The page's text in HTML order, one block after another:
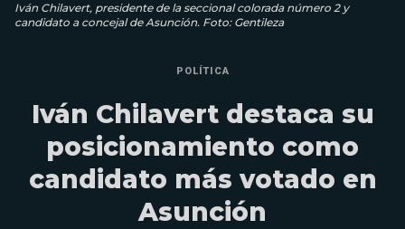
Iván Chilavert, presidente de la seccional colorada número 2 y
candidato a concejal de Asunción. Foto: Gentileza
POLÍTICA
Iván Chilavert destaca su
posicionamiento como
candidato más votado en
Asunción